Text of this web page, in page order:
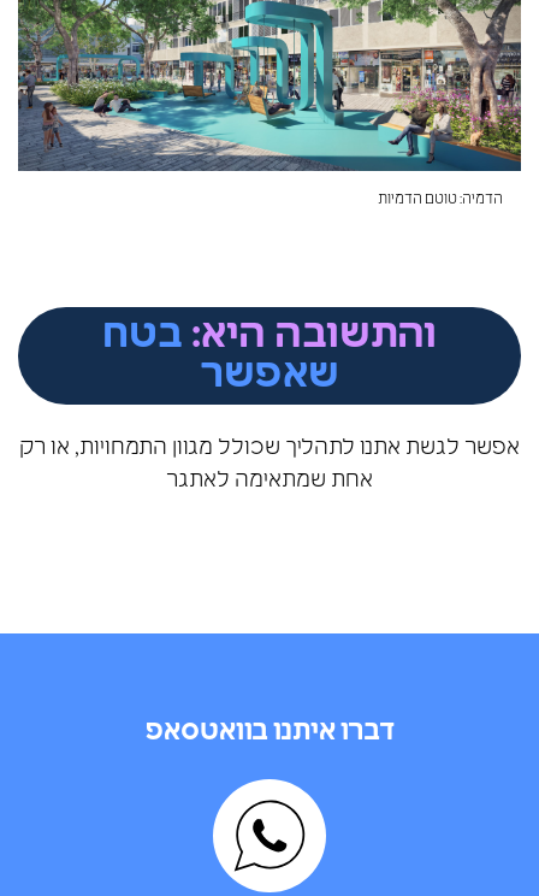
הדמיה: טוטם הדמיות
והתשובה היא: בטח
שאפשר
אפשר לגשת אתנו לתהליך שכולל מגוון התמחויות, או רק
אחת שמתאימה לאתגר
דברו איתנו בוואטסאפ
לכאן
אני מאשר/ת שימוש בפרטים שמסרתי לצורך טיפול בפנייה
מדיניות הפרטיות